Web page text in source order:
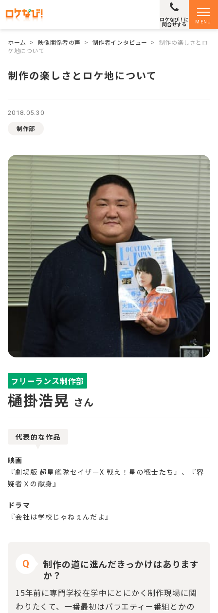
MENU
ロケなび！に
問合せする
ホーム > 映像関係者の声 > 制作者インタビュー > 制作の楽しさとロ
ケ地について
制作の楽しさとロケ地について
2018.05.30
制作部
フリーランス制作部
樋掛浩晃 さん
代表的な作品
映画
『劇場版 超星艦隊セイザーX 戦え！星の戦士たち』、『容
疑者Ｘの献身』
ドラマ
『会社は学校じゃねぇんだよ』
Q
制作の道に進んだきっかけはあります
か？
15年前に専門学校在学中にとにかく制作現場に関
わりたくて、一番最初はバラエティー番組とかの